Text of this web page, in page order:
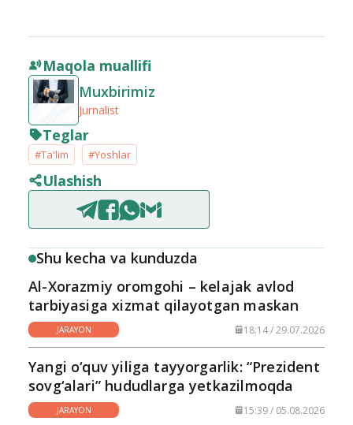
Maqola muallifi
Muxbirimiz
Jurnalist
Teglar
#Ta'lim #Yoshlar
Ulashish
Shu kecha va kunduzda
Al-Xorazmiy oromgohi – kelajak avlod
tarbiyasiga xizmat qilayotgan maskan
JARAYON 18:14 / 29.07.2026
Yangi o‘quv yiliga tayyorgarlik: “Prezident
sovg‘alari” hududlarga yetkazilmoqda
JARAYON 15:39 / 05.08.2026